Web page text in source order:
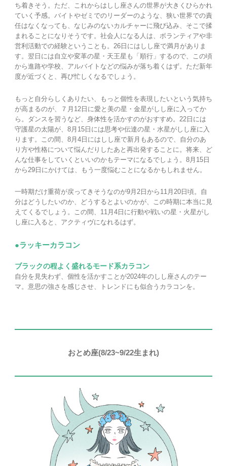
ち着きそう。ただ、これからはしし座さんの世界が大きくひらかれ
ていく予感。バイトやゼミでのリーダーのような、狭い世界での責
任はなくなっても、なじみのないカルチャーに飛び込み、そこで揉
まれることになりそうです。社会人になる人は、ボランティアや非
営利活動での経験ということも。26日にはしし座で満月がありま
す。翌日には自立や変革の星・天王星も「順行」するので、この頃
から進路や学校、アルバイトなどの悩みが落ち着くはず。ただ新年
度が近づくと、再び忙しくなるでしょう。
もっと自分らしくありたい、もっと個性を表現したいという気持ち
が高まるのが、７月12日に愛と美の星・金星がしし座に入ってか
ら。ダンスを習うなど、身体性を活かすのがおすすめ。22日には
守護星の太陽が、8月15日には思考や伝達の星・水星がしし座に入
ります。この間、8月4日にはしし座で新月もあるので、自分のあ
り方や性格について悩んだりしたあと再出発することに。将来、ど
んな仕事をしていくといいのかもテーマになるでしょう。8月15日
から29日にかけては、もう一度悩むことになるかもしれません。
一時期だけ重荷が戻ってきそうなのが9月2日から11月20日頃。自
分はどうしたいのか、どうするとよいのかが、この時期に本当に見
えてくるでしょう。この間、11月4日に行動や戦いの星・火星がし
し座に入ると、アクティヴになれるはず。
●ラッキーカラコン
ブラックの程よく盛れるモード系カラコン
自分を見失わず、個性を活かすことが2024年のしし座さんのテー
マ。意思の強さを感じさせ、トレンドにも似合うカラコンを。
おとめ座(8/23~9/22生まれ)